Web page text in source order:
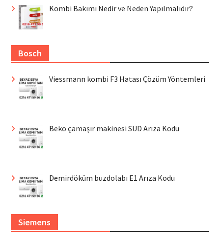
Kombi Bakımı Nedir ve Neden Yapılmalıdır?
Bosch
Viessmann kombi F3 Hatası Çözüm Yöntemleri
Beko çamaşır makinesi SUD Arıza Kodu
Demirdöküm buzdolabı E1 Arıza Kodu
Siemens